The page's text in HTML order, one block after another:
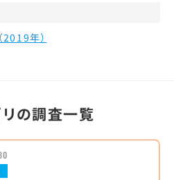
年）
の調査一覧